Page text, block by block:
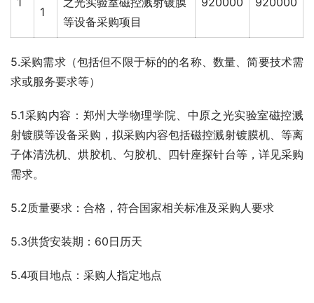
1
等设备采购项目
5.采购需求（包括但不限于标的的名称、数量、简要技术需
求或服务要求等）
5.1采购内容：郑州大学物理学院、中原之光实验室磁控溅
射镀膜等设备采购，拟采购内容包括磁控溅射镀膜机、等离
子体清洗机、烘胶机、匀胶机、四针座探针台等，详见采购
需求。
5.2质量要求：合格，符合国家相关标准及采购人要求
5.3供货安装期：60日历天
5.4项目地点：采购人指定地点